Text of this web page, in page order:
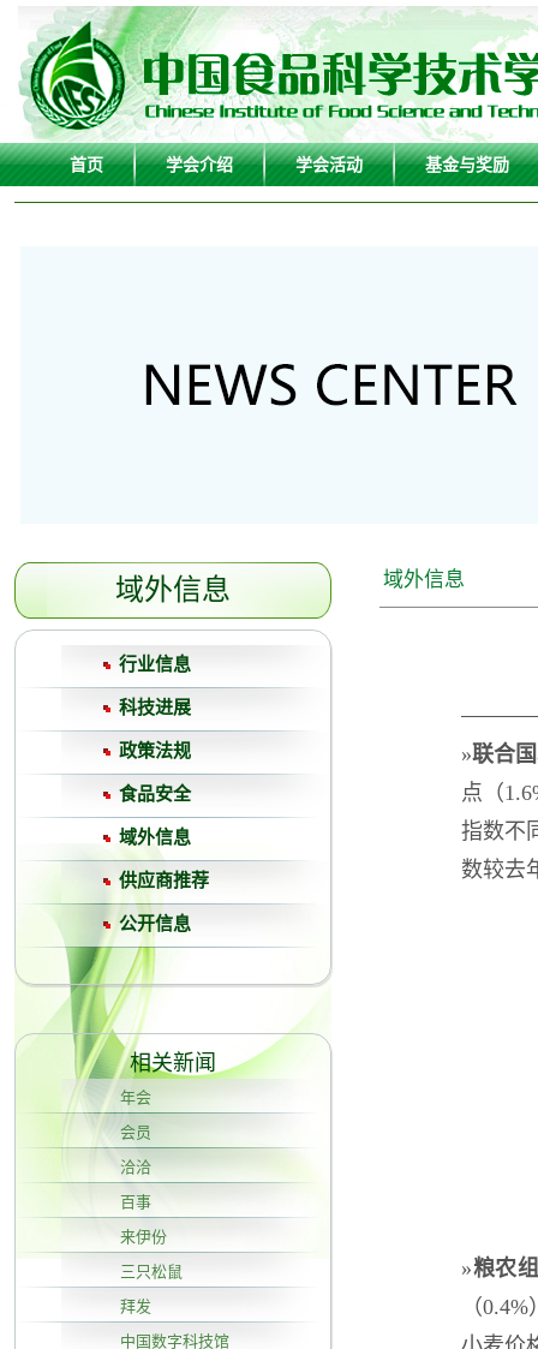
首页 学会介绍 学会活动 基金与奖励
域外信息
行业信息
科技进展
政策法规
食品安全
域外信息
供应商推荐
公开信息
相关新闻
年会
会员
洽洽
百事
来伊份
三只松鼠
拜发
中国数字科技馆
域外信息
»联合
点（
指数不
数较去
»粮农
（